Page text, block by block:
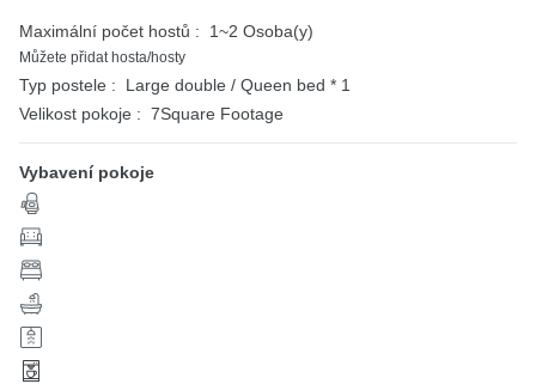
Maximální počet hostů : 1~2 Osoba(y)
Můžete přidat hosta/hosty
Typ postele :
Large double / Queen bed * 1
Velikost pokoje : 7Square Footage
Vybavení pokoje